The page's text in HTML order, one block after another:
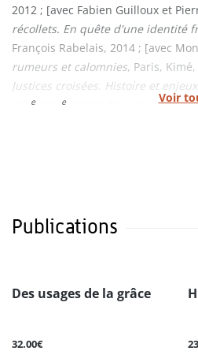
Voir
2012 ; [avec Fabien Guilloux et
récollets. En quête d'une identité
François Rabelais, 2014 ; [avec
rumeurs et calomnies, Paris,
Justices croisées. Histoire et
e-XVIII esiècle)
, Rennes,
Publications
Des usages de la grâce
32.00€